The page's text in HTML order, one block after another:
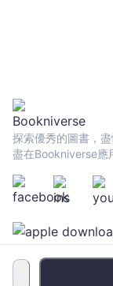
｜
Bookniverse
探索優秀的圖書，盡
盡在Bookniverse應